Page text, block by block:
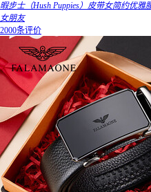
暇步士（Hush Puppies）皮带女简约优
女朋友
2000条评价